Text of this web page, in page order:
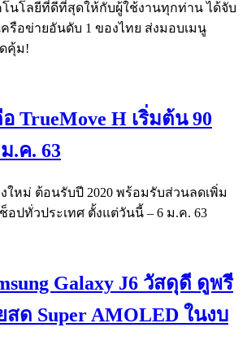
นโลยีที่ดีที่สุดให้กับผู้ใช้งานทุกท่าน ได้จับ
รือข่ายอันดับ 1 ของไทย ส่งมอบเมนู
คุ้ม!
TrueMove H เริ่มต้น 90
.ค. 63
ใหม่ ต้อนรับปี 2020 พร้อมรับส่วนลดเพิ่ม
อปทั่วประเทศ ตั้งแต่วันนี้ – 6 ม.ค. 63
Galaxy J6 วัสดุดี ดูพรี
สด Super AMOLED ในงบ